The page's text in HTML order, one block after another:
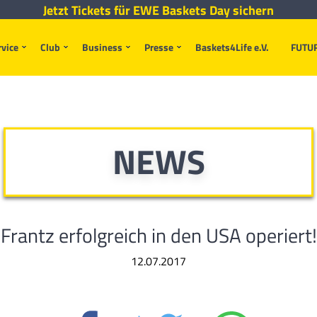
Club Business Presse Baskets4Life e.V.
Jetzt Tickets für EWE Baskets Day sichern
NEWS
Frantz erfolgreich in den USA operiert!
12.07.2017